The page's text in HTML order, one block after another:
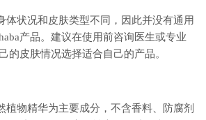
体状况和皮肤类型不同，因此并没有通用
产品。建议在使用前咨询医生或专业
的皮肤情况选择适合自己的产品。
植物精华为主要成分，不含香料、防腐剂